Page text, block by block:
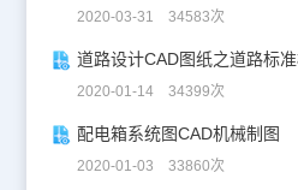
2020-03-31 34583次
2020-01-14 34399次
配电箱系统图CAD机械制图
2020-01-03 33860次